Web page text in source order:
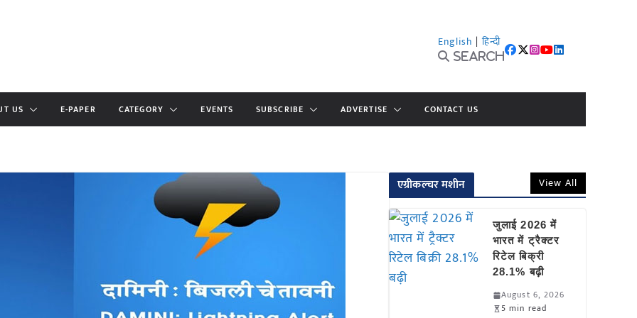
English | हिन्दी
Search
US E-PAPER CATEGORY EVENTS SUBSCRIBE ADVERTISE CONTACT US
एग्रीकल्चर मशीन View All
जुलाई 2026 में
भारत में ट्रैक्टर
रिटेल बिक्री
28.1% बढ़ी
August 6, 2026
5 min read